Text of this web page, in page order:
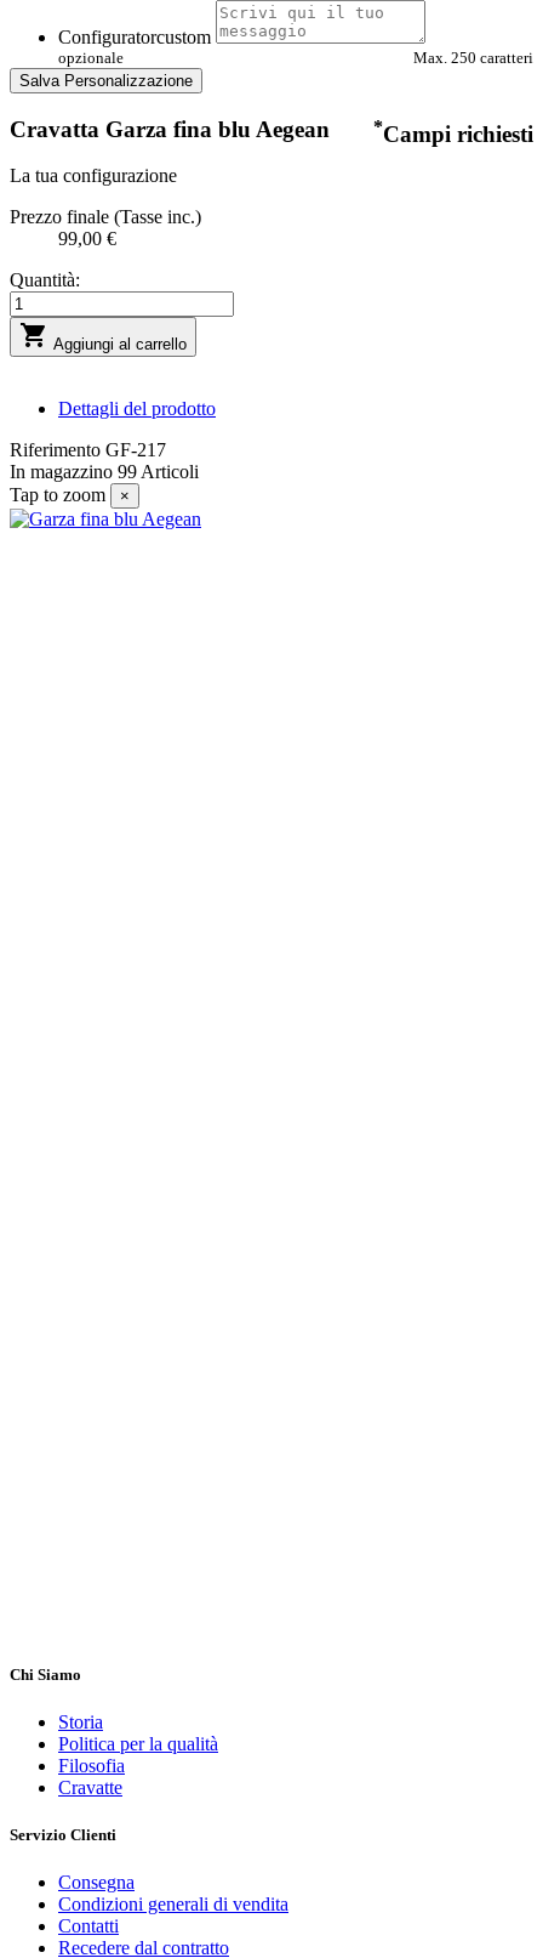
Configuratorcustom
opzionale
Max. 250 caratteri
Salva Personalizzazione
Cravatta Garza fina blu Aegean *Campi richiesti
La tua configurazione
Prezzo finale (Tasse inc.)
99,00 €
Quantità:
 Aggiungi al carrello
Dettagli del prodotto
Riferimento GF-217
In magazzino 99 Articoli
Tap to zoom
×
Chi Siamo
Storia
Politica per la qualità
Filosofia
Cravatte
Servizio Clienti
Consegna
Condizioni generali di vendita
Contatti
Recedere dal contratto